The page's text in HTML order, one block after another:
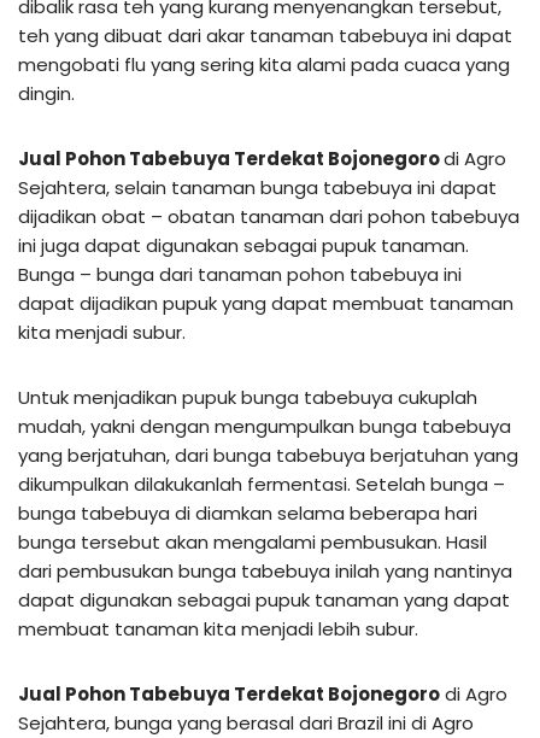
dibalik rasa teh yang kurang menyenangkan tersebut,
teh yang dibuat dari akar tanaman tabebuya ini dapat
mengobati flu yang sering kita alami pada cuaca yang
dingin.
Jual Pohon Tabebuya Terdekat Bojonegorodi Agro
Sejahtera, selain tanaman bunga tabebuya ini dapat
dijadikan obat – obatan tanaman dari pohon tabebuya
ini juga dapat digunakan sebagai pupuk tanaman.
Bunga – bunga dari tanaman pohon tabebuya ini
dapat dijadikan pupuk yang dapat membuat tanaman
kita menjadi subur.
Untuk menjadikan pupuk bunga tabebuya cukuplah
mudah, yakni dengan mengumpulkan bunga tabebuya
yang berjatuhan, dari bunga tabebuya berjatuhan yang
dikumpulkan dilakukanlah fermentasi. Setelah bunga –
bunga tabebuya di diamkan selama beberapa hari
bunga tersebut akan mengalami pembusukan. Hasil
dari pembusukan bunga tabebuya inilah yang nantinya
dapat digunakan sebagai pupuk tanaman yang dapat
membuat tanaman kita menjadi lebih subur.
Jual Pohon Tabebuya Terdekat Bojonegorodi Agro
Sejahtera, bunga yang berasal dari Brazil ini di Agro